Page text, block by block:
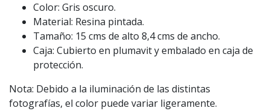
Color: Gris oscuro.
Material: Resina pintada.
Tamaño: 15 cms de alto 8,4 cms de ancho.
Caja: Cubierto en plumavit y embalado en caja de
protección.
Nota: Debido a la iluminación de las distintas
fotografías, el color puede variar ligeramente.